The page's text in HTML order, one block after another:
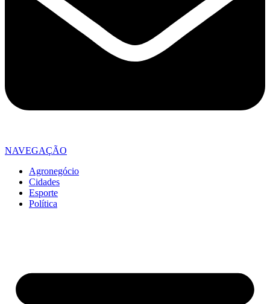
NAVEGAÇÃO
Agronegócio
Cidades
Esporte
Política